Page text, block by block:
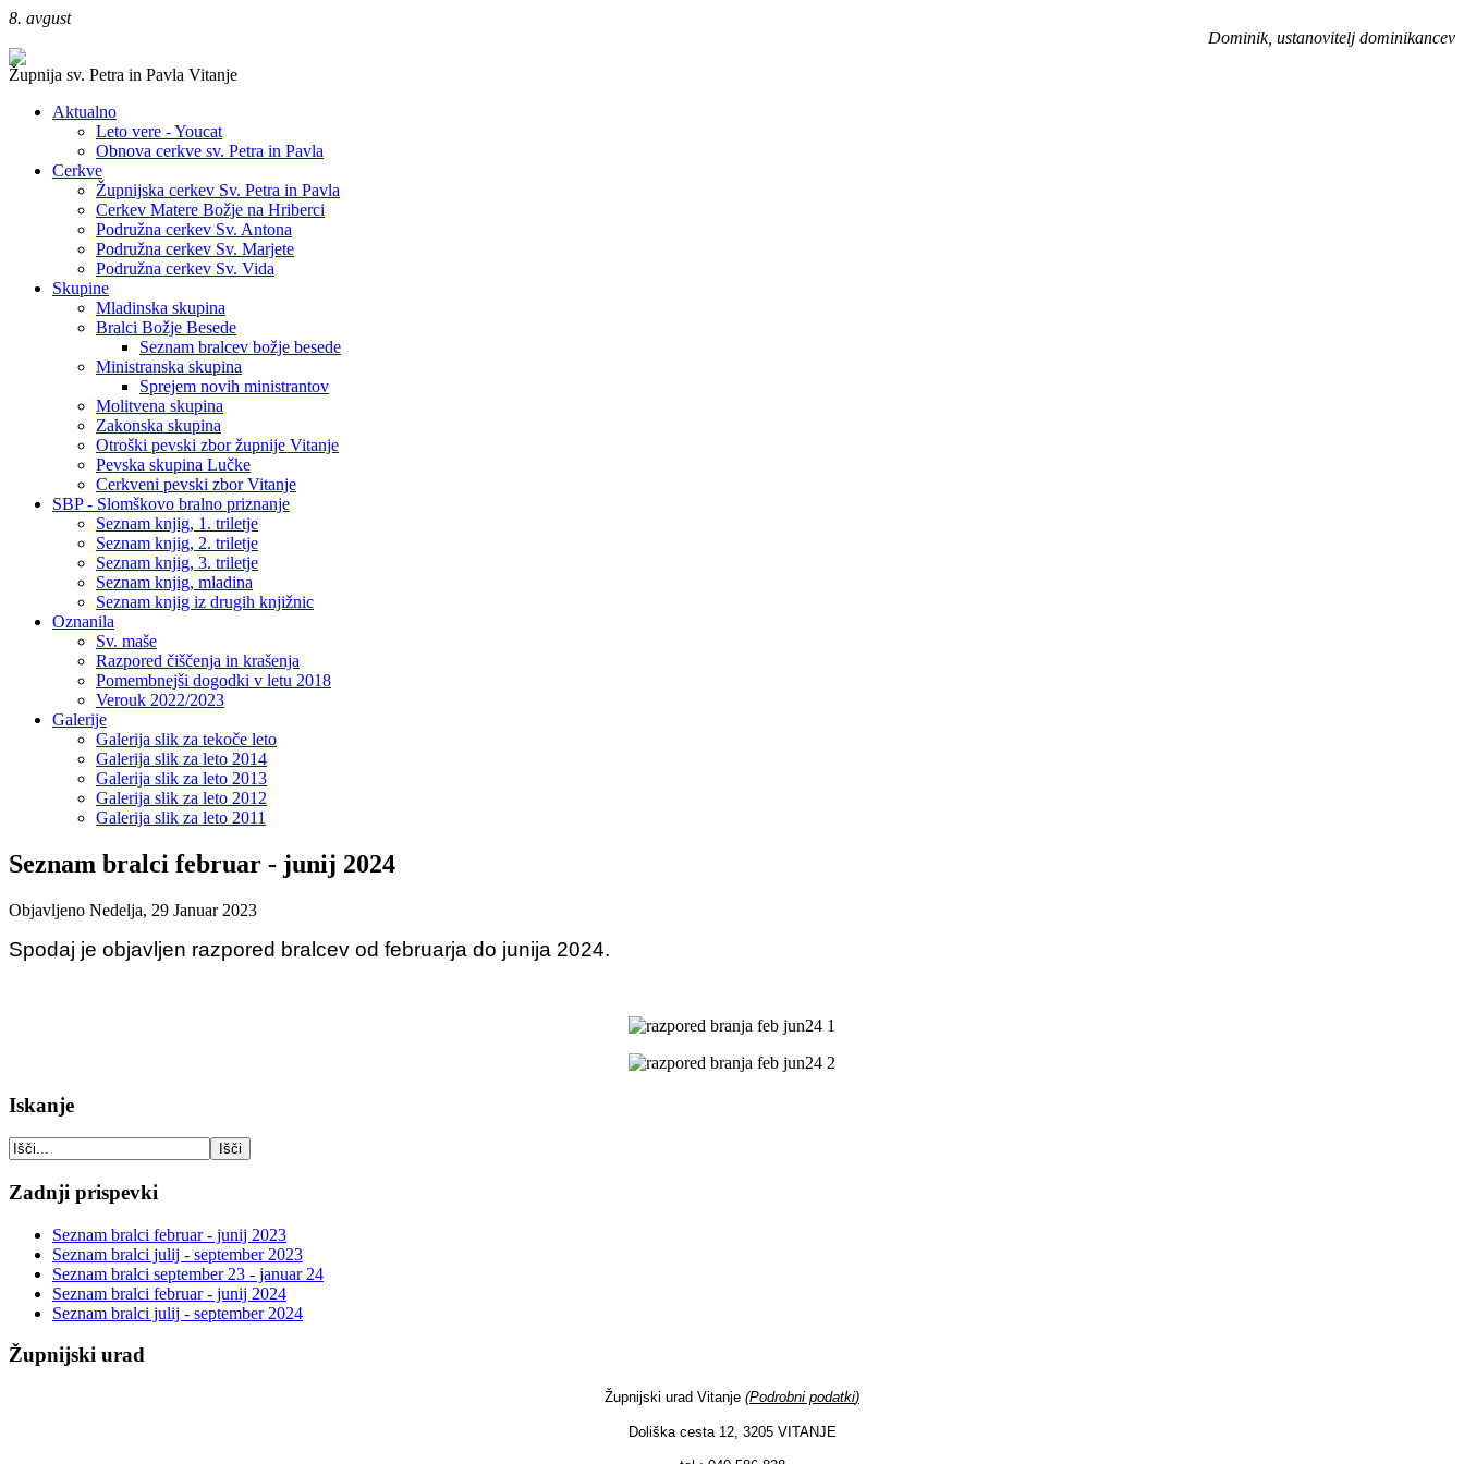
8. avgust
Dominik, ustanovitelj dominikancev
Župnija sv. Petra in Pavla Vitanje
Aktualno
Leto vere - Youcat
Obnova cerkve sv. Petra in Pavla
Cerkve
Župnijska cerkev Sv. Petra in Pavla
Cerkev Matere Božje na Hriberci
Podružna cerkev Sv. Antona
Podružna cerkev Sv. Marjete
Podružna cerkev Sv. Vida
Skupine
Mladinska skupina
Bralci Božje Besede
Seznam bralcev božje besede
Ministranska skupina
Sprejem novih ministrantov
Molitvena skupina
Zakonska skupina
Otroški pevski zbor župnije Vitanje
Pevska skupina Lučke
Cerkveni pevski zbor Vitanje
SBP - Slomškovo bralno priznanje
Seznam knjig, 1. triletje
Seznam knjig, 2. triletje
Seznam knjig, 3. triletje
Seznam knjig, mladina
Seznam knjig iz drugih knjižnic
Oznanila
Sv. maše
Razpored čiščenja in krašenja
Pomembnejši dogodki v letu 2018
Verouk 2022/2023
Galerije
Galerija slik za tekoče leto
Galerija slik za leto 2014
Galerija slik za leto 2013
Galerija slik za leto 2012
Galerija slik za leto 2011
Seznam bralci februar - junij 2024
Objavljeno Nedelja, 29 Januar 2023
Spodaj je objavljen razpored bralcev od februarja do junija 2024.
Iskanje
Zadnji prispevki
Seznam bralci februar - junij 2023
Seznam bralci julij - september 2023
Seznam bralci september 23 - januar 24
Seznam bralci februar - junij 2024
Seznam bralci julij - september 2024
Župnijski urad
Župnijski urad Vitanje (Podrobni podatki)
Doliška cesta 12, 3205 VITANJE